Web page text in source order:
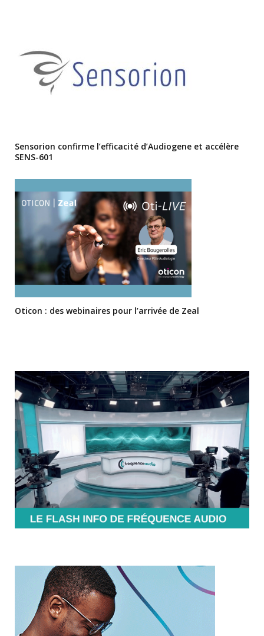
Sensorion confirme l’efficacité d’Audiogene et accélère
SENS-601
Oticon : des webinaires pour l’arrivée de Zeal